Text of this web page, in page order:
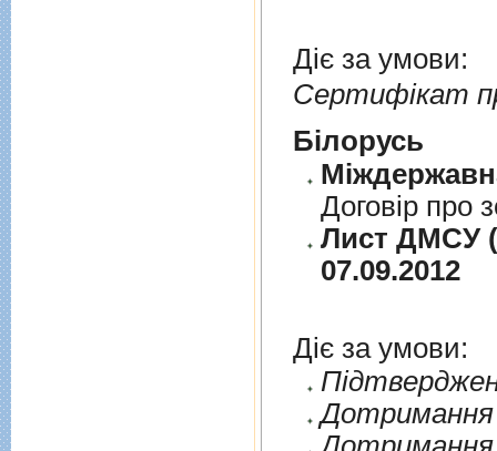
Діє за умови:
Сертифікат
Бiлорусь
Договiр про
Лист ДМСУ
07.09.2012
Діє за умови:
Дотримання